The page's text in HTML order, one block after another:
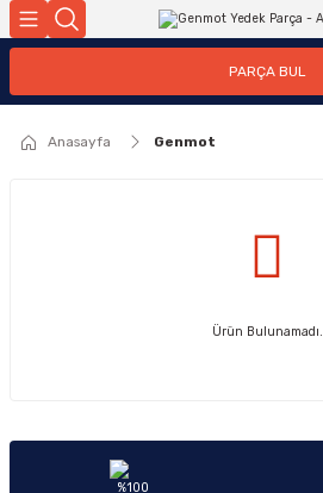
PARÇA BUL
Anasayfa Genmot
Ürün Bulunamadı.